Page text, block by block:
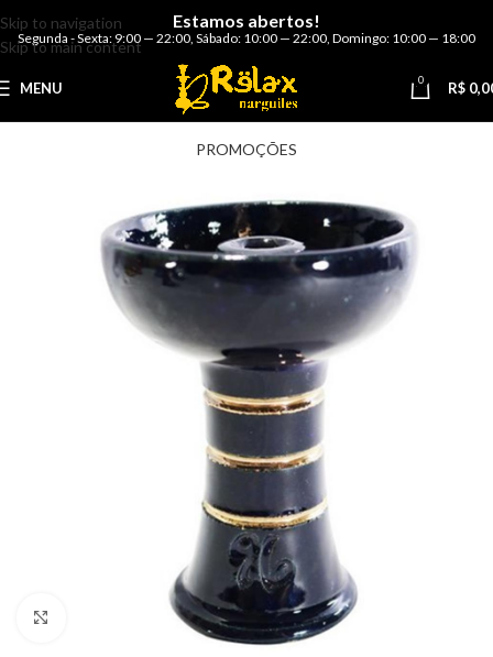
Skip to navigation
Skip to main content
Estamos abertos!
Segunda - Sexta: 9:00 — 22:00 Sábado: 10:00 — 22:00 Domingo: 10:00 — 18:00
MENU 0 R$
PROMOÇÕES
Clique para ampliar